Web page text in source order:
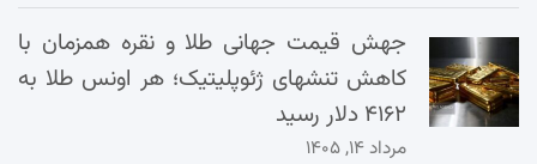
جهش قیمت جهانی طلا و نقره همزمان با
کاهش تنشهای ژئوپلیتیک؛ هر اونس طلا به
۴۱۶۲ دلار رسید
مرداد ۱۴, ۱۴۰۵